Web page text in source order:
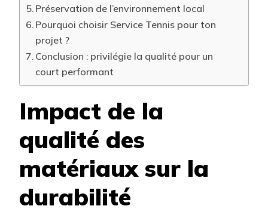
Préservation de l’environnement local
Pourquoi choisir Service Tennis pour ton
projet ?
Conclusion : privilégie la qualité pour un
court performant
Impact de la
qualité des
matériaux sur la
durabilité